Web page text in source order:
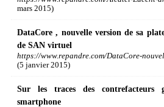
mars 2015)
DataCore , nouvelle version de sa
de SAN virtuel
https://www.repandre.com/DataCore-
(5 janvier 2015)
Sur les traces des contrefacteurs
smartphone